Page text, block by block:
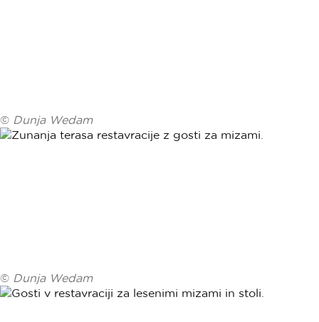
© Dunja Wedam
© Dunja Wedam